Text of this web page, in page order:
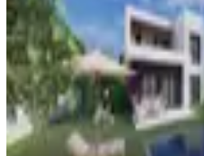
·140 m² ·
7.500.000 ₺
Işık Gayrimenkul Harita&İnşaatOzan
Ara